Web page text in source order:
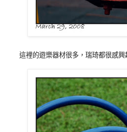
這裡的遊樂器材很多，瑞琦都很感興